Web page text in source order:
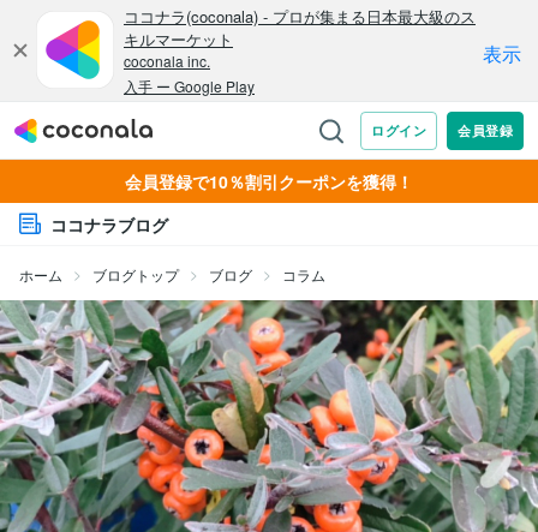
会員登録で10％割引クーポンを獲得！
ココナラブログ
ホーム ブログトップ ブログ コラム